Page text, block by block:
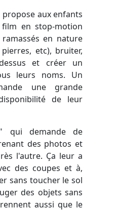
propose aux enfants
en stop-motion
en nature
etc), bruiter,
et créer un
leurs noms. Un
une grande
de leur
qui demande de
des photos et
l'autre. Ça leur a
des coupes et à,
sans toucher le sol
des objets sans
aussi que le